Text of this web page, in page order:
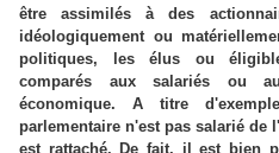
être assimilés à des
idéologiquement ou
politiques, les élus ou
comparés aux salariés ou
économique. A titre
parlementaire n'est pas salarié
est rattaché. De fait, il est bien